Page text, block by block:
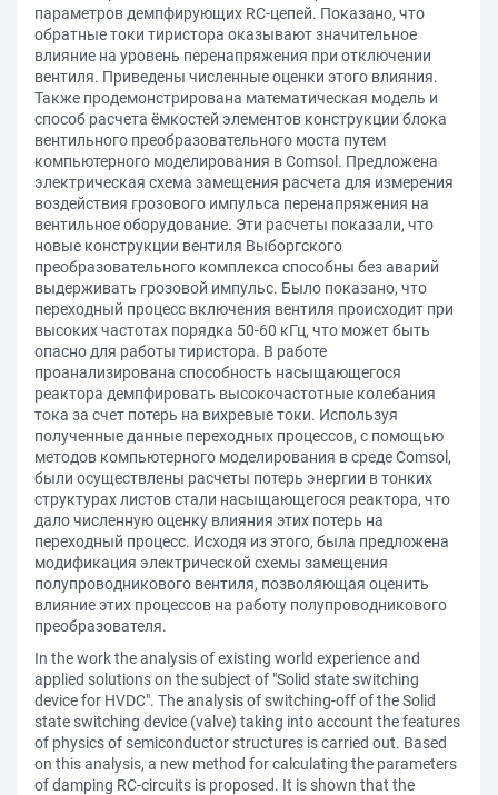
параметров демпфирующих RC-цепей. Показано, что
обратные токи тиристора оказывают значительное
влияние на уровень перенапряжения при отключении
вентиля. Приведены численные оценки этого влияния.
Также продемонстрирована математическая модель и
способ расчета ёмкостей элементов конструкции блока
вентильного преобразовательного моста путем
компьютерного моделирования в Comsol. Предложена
электрическая схема замещения расчета для измерения
воздействия грозового импульса перенапряжения на
вентильное оборудование. Эти расчеты показали, что
новые конструкции вентиля Выборгского
преобразовательного комплекса способны без аварий
выдерживать грозовой импульс. Было показано, что
переходный процесс включения вентиля происходит при
высоких частотах порядка 50-60 кГц, что может быть
опасно для работы тиристора. В работе
проанализирована способность насыщающегося
реактора демпфировать высокочастотные колебания
тока за счет потерь на вихревые токи. Используя
полученные данные переходных процессов, с помощью
методов компьютерного моделирования в среде Comsol,
были осуществлены расчеты потерь энергии в тонких
структурах листов стали насыщающегося реактора, что
дало численную оценку влияния этих потерь на
переходный процесс. Исходя из этого, была предложена
модификация электрической схемы замещения
полупроводникового вентиля, позволяющая оценить
влияние этих процессов на работу полупроводникового
преобразователя.
In the work the analysis of existing world experience and
applied solutions on the subject of "Solid state switching
device for HVDC". The analysis of switching-off of the Solid
state switching device (valve) taking into account the features
of physics of semiconductor structures is carried out. Based
on this analysis, a new method for calculating the parameters
of damping RC-circuits is proposed. It is shown that the